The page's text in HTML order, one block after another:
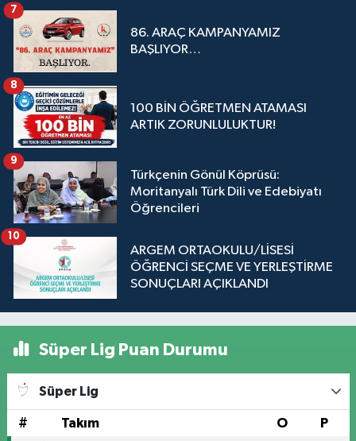
86. ARAÇ KAMPANYAMIZ
BAŞLIYOR…
7
100 BİN ÖĞRETMEN ATAMASI
ARTIK ZORUNLULUKTUR!
8
Türkçenin Gönül Köprüsü:
Moritanyalı Türk Dili ve Edebiyatı
Öğrencileri
9
ARGEM ORTAOKULU/LİSESİ
ÖĞRENCİ SEÇME VE YERLEŞTİRME
SONUÇLARI AÇIKLANDI
10
Süper Lig Puan Durumu
Süper Lig
# Takım O P